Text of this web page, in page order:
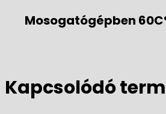
Mosogatógépben
Kapcsolódó